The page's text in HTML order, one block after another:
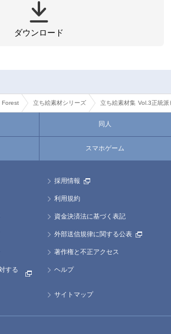
ダウンロード
Forest 立ち絵素材シリーズ 立ち絵素材集 Vol.3正統派
同人
スマホゲーム
採用情報
利用規約
資金決済法に基づく表記
外部送信規律に関する公表
著作権と不正アクセス
する
ヘルプ
サイトマップ